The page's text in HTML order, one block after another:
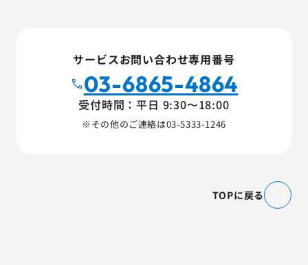
サービス詳細資料 見積・お問い合わせ
03-5333-1246
サービスお問い合わせ専用番号
03-6865-4864
受付時間：平日 9:30〜18:00
※その他のご連絡は03-5333-1246
TOPに戻る